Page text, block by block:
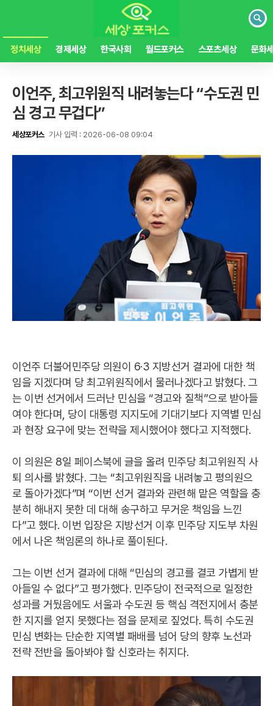
검
정치세상 경제세상 한국사회 월드포커스 스포츠세상 문화
이언주, 최고위원직 내려놓는다 “수도권 민
심 경고 무겁다”
세상포커스 기사 입력 : 2026-06-08 09:04
이언주 더불어민주당 의원이 6·3 지방선거 결과에 대한 책
임을 지겠다며 당 최고위원직에서 물러나겠다고 밝혔다. 그
는 이번 선거에서 드러난 민심을 “경고와 질책”으로 받아들
여야 한다며, 당이 대통령 지지도에 기대기보다 지역별 민심
과 현장 요구에 맞는 전략을 제시했어야 했다고 지적했다.
이 의원은 8일 페이스북에 글을 올려 민주당 최고위원직 사
퇴 의사를 밝혔다. 그는 “최고위원직을 내려놓고 평의원으
로 돌아가겠다”며 “이번 선거 결과와 관련해 맡은 역할을 충
분히 해내지 못한 데 대해 송구하고 무거운 책임을 느낀
다”고 했다. 이번 입장은 지방선거 이후 민주당 지도부 차원
에서 나온 책임론의 하나로 풀이된다.
그는 이번 선거 결과에 대해 “민심의 경고를 결코 가볍게 받
아들일 수 없다”고 평가했다. 민주당이 전국적으로 일정한
성과를 거뒀음에도 서울과 수도권 등 핵심 격전지에서 충분
한 지지를 얻지 못했다는 점을 문제로 짚었다. 특히 수도권
민심 변화는 단순한 지역별 패배를 넘어 당의 향후 노선과
전략 전반을 돌아봐야 할 신호라는 취지다.